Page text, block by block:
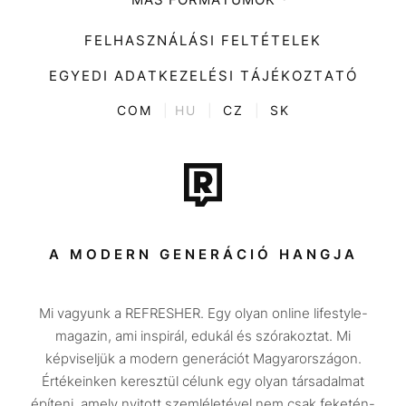
Divat
Kultúra
ENTR
Tech-Tudomány
Sport
Társadalom
Utazás
Életmód
Design
FELHASZNÁLÁSI FELTÉTELEK
EGYEDI ADATKEZELÉSI TÁJÉKOZTATÓ
COM HU CZ SK
A MODERN GENERÁCIÓ HANGJA
Mi vagyunk a REFRESHER. Egy olyan online lifestyle-
magazin, ami inspirál, edukál és szórakoztat. Mi
képviseljük a modern generációt Magyarországon.
Értékeinken keresztül célunk egy olyan társadalmat